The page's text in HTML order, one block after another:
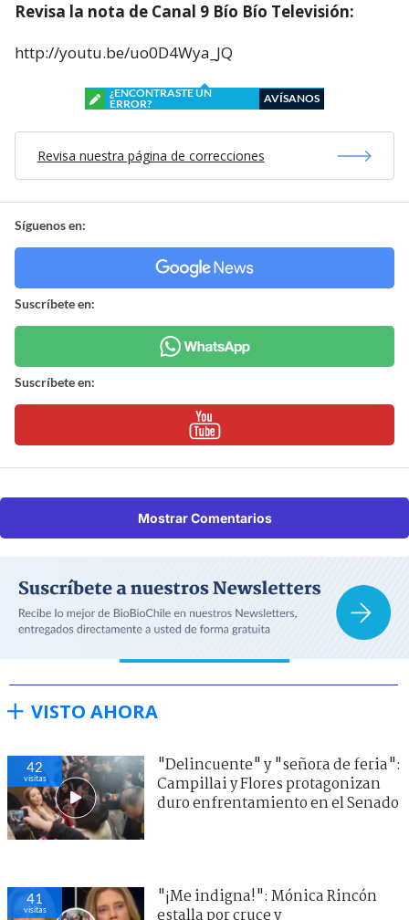
Revisa la nota de Canal 9 Bío Bío Televisión:
http://youtu.be/uo0D4Wya_JQ
¿ENCONTRASTE UN
ERROR?
AVÍSANOS
Revisa nuestra página de correcciones
Síguenos en:
Suscríbete en:
Suscríbete en:
Mostrar Comentarios
VISTO AHORA
42
visitas
"Delincuente" y "señora de feria":
Campillai y Flores protagonizan
duro enfrentamiento en el Senado
41
visitas
"¡Me indigna!": Mónica Rincón